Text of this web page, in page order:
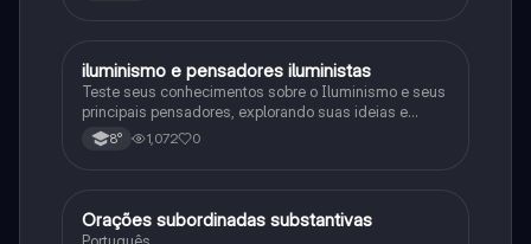
História
iluminismo e pensadores iluministas
Teste seus conhecimentos sobre o Iluminismo e seus
principais pensadores, explorando suas ideias e
impacto histórico.
8° 1,072 0
Português
Orações subordinadas substantivas